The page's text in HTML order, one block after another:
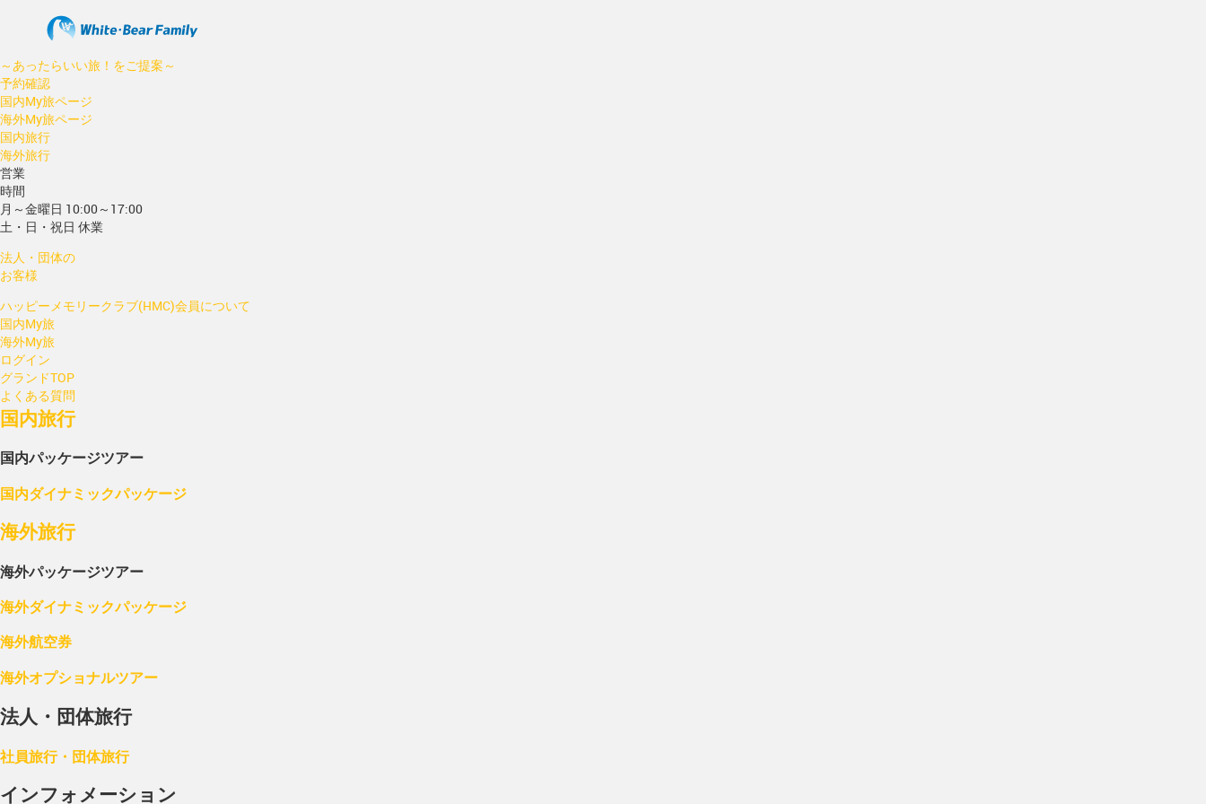
～あったらいい旅！をご提案～
予約確認
国内My旅ページ
海外My旅ページ
国内旅行
海外旅行
営業
時間
月～金曜日 10:00～17:00
土・日・祝日 休業
法人・団体の
お客様
ハッピーメモリークラブ(HMC)会員について
国内My旅
海外My旅
ログイン
グランドTOP
よくある質問
国内旅行
国内パッケージツアー
国内ダイナミックパッケージ
海外旅行
海外パッケージツアー
海外ダイナミックパッケージ
海外航空券
海外オプショナルツアー
法人・団体旅行
社員旅行・団体旅行
インフォメーション